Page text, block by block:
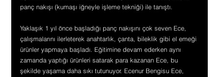
panç nakışı (kumaşı iğneyle işleme tekniği) ile tanıştı.
Yaklaşık 1 yıl önce başladığı panç nakışını çok seven Ece,
çalışmalarını ilerleterek anahtarlık, çanta, bileklik gibi el emeği
ürünler yapmaya başladı. Eğitimine devam ederken aynı
zamanda yaptığı ürünleri satarak para kazanan Ece, bu
şekilde yaşama daha sıkı tutunuyor. Ecenur Bengisu Ece,